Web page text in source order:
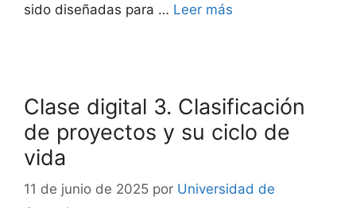
sido diseñadas para … Leer más
Clase digital 3. Clasificación
de proyectos y su ciclo de
vida
11 de junio de 2025 por Universidad de